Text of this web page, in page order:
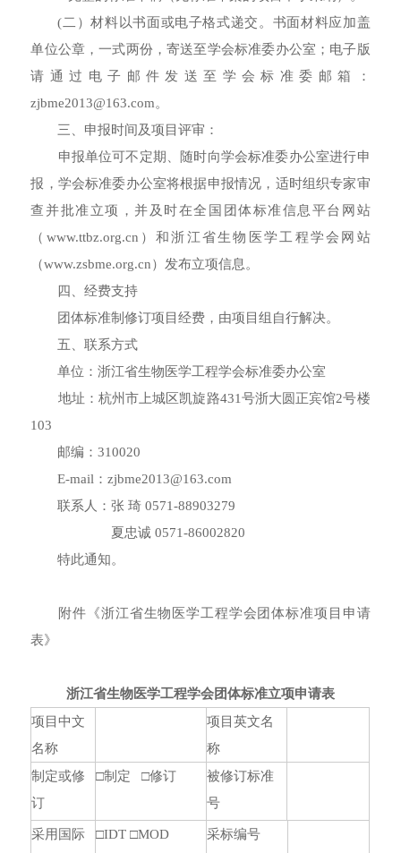
(二）材料以书面或电子格式递交。书面材料应加盖
单位公章，一式两份，寄送至学会标准委办公室；电子版
请通过电子邮件发送至学会标准委邮箱：
zjbme2013@163.com。
三、申报时间及项目评审：
申报单位可不定期、随时向学会标准委办公室进行申
报，学会标准委办公室将根据申报情况，适时组织专家审
查并批准立项，并及时在全国团体标准信息平台网站
（www.ttbz.org.cn）和浙江省生物医学工程学会网站
（www.zsbme.org.cn）发布立项信息。
四、经费支持
团体标准制修订项目经费，由项目组自行解决。
五、联系方式
单位：浙江省生物医学工程学会标准委办公室
地址：杭州市上城区凯旋路431号浙大圆正宾馆2号楼
103
邮编：310020
E-mail：zjbme2013@163.com
联系人：张 琦 0571-88903279
夏忠诚 0571-86002820
特此通知。
附件《浙江省生物医学工程学会团体标准项目申请
表》
浙江省生物医学工程学会团体标准立项申请表
项目中文
名称
项目英文名
称
制定或修
订
□制定 □修订
被修订标准
号
采用国际
□IDT □MOD
采标编号